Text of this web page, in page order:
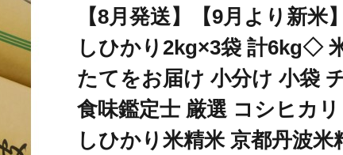
【8月発送】【9月より新米
しひかり2kg×3袋 計6kg◇
たてをお届け 小分け 小袋
食味鑑定士 厳選 コシヒカ
しひかり米精米 京都丹波米